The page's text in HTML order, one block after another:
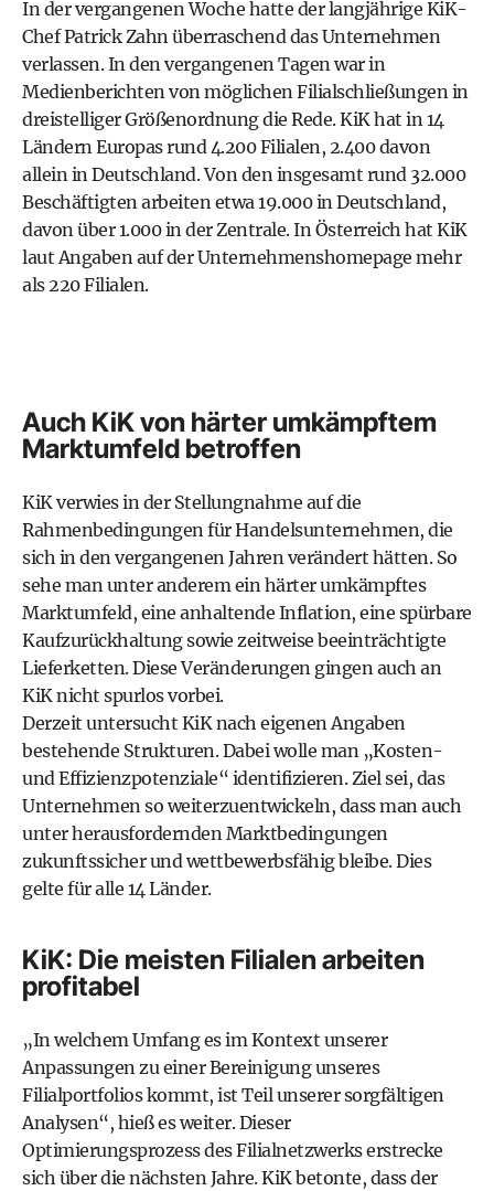
In der vergangenen Woche hatte der langjährige KiK-
Chef Patrick Zahn überraschend das Unternehmen
verlassen. In den vergangenen Tagen war in
Medienberichten von möglichen Filialschließungen in
dreistelliger Größenordnung die Rede. KiK hat in 14
Ländern Europas rund 4.200 Filialen, 2.400 davon
allein in Deutschland. Von den insgesamt rund 32.000
Beschäftigten arbeiten etwa 19.000 in Deutschland,
davon über 1.000 in der Zentrale. In Österreich hat KiK
laut Angaben auf der Unternehmenshomepage mehr
als 220 Filialen.
Auch KiK von härter umkämpftem
Marktumfeld betroffen
KiK verwies in der Stellungnahme auf die
Rahmenbedingungen für Handelsunternehmen, die
sich in den vergangenen Jahren verändert hätten. So
sehe man unter anderem ein härter umkämpftes
Marktumfeld, eine anhaltende Inflation, eine spürbare
Kaufzurückhaltung sowie zeitweise beeinträchtigte
Lieferketten. Diese Veränderungen gingen auch an
KiK nicht spurlos vorbei.
Derzeit untersucht KiK nach eigenen Angaben
bestehende Strukturen. Dabei wolle man „Kosten-
und Effizienzpotenziale“ identifizieren. Ziel sei, das
Unternehmen so weiterzuentwickeln, dass man auch
unter herausfordernden Marktbedingungen
zukunftssicher und wettbewerbsfähig bleibe. Dies
gelte für alle 14 Länder.
KiK: Die meisten Filialen arbeiten
profitabel
„In welchem Umfang es im Kontext unserer
Anpassungen zu einer Bereinigung unseres
Filialportfolios kommt, ist Teil unserer sorgfältigen
Analysen“, hieß es weiter. Dieser
Optimierungsprozess des Filialnetzwerks erstrecke
sich über die nächsten Jahre. KiK betonte, dass der